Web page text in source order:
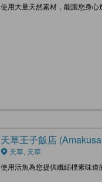
使用大量天然素材，能讓您身心
天草王子飯店
天草, 天草
使用活魚為您提供纖細樸素味道